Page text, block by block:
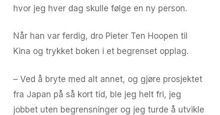
hvor jeg hver dag skulle følge en ny person.
Når han var ferdig, dro Pieter Ten Hoopen til
Kina og trykket boken i et begrenset opplag.
– Ved å bryte med alt annet, og gjøre prosjektet
fra Japan på så kort tid, ble jeg helt fri, jeg
jobbet uten begrensninger og jeg turde å utvikle